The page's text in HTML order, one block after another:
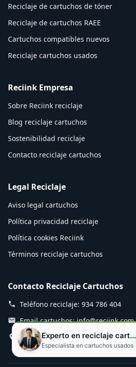
Experto en reciclaje cartuchos
Especialista en cartuchos usados
Reciclaje de cartuchos de tóner
Reciclaje de cartuchos RAEE
Cartuchos compatibles nuevos
Reciclaje cartuchos usados
Reciink Empresa
Sobre Reciink reciclaje
Blog reciclaje cartuchos
Sostenibilidad reciclaje
Contacto reciclaje cartuchos
Legal Reciclaje
Aviso legal cartuchos
Política privacidad reciclaje
Política cookies Reciink
Términos reciclaje cartuchos
Contacto Reciclaje Cartuchos
Teléfono reciclaje: 934 786 404
Email cartuchos: info@reciink.com
Planta reciclaje: Mozart 12, Rubí